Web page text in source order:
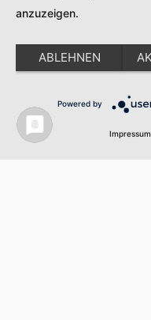
anzuzeigen.
ABLEHNEN
Powered by
Impressum